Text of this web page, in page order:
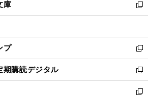
く
で
開
ド
ウ
開
く
ィ
ン
ウ
で
開
く
い
ウ
ン
ド
ウ
で
開
く
庫
新
し
ウ
ィ
ン
ド
ウ
で
プ
新
し
い
ウ
ィ
期購読デジタル
新
し
い
新